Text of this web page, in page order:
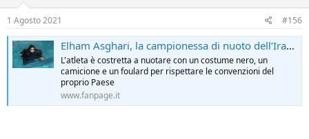
1 Agosto 2021 #156
Elham Asghari, la campionessa di nuoto dell’Iran che lotta contro il velo (FOTO/VIDEO)
L'atleta è costretta a nuotare con un costume nero, un
camicione e un foulard per rispettare le convenzioni del
proprio Paese
www.fanpage.it